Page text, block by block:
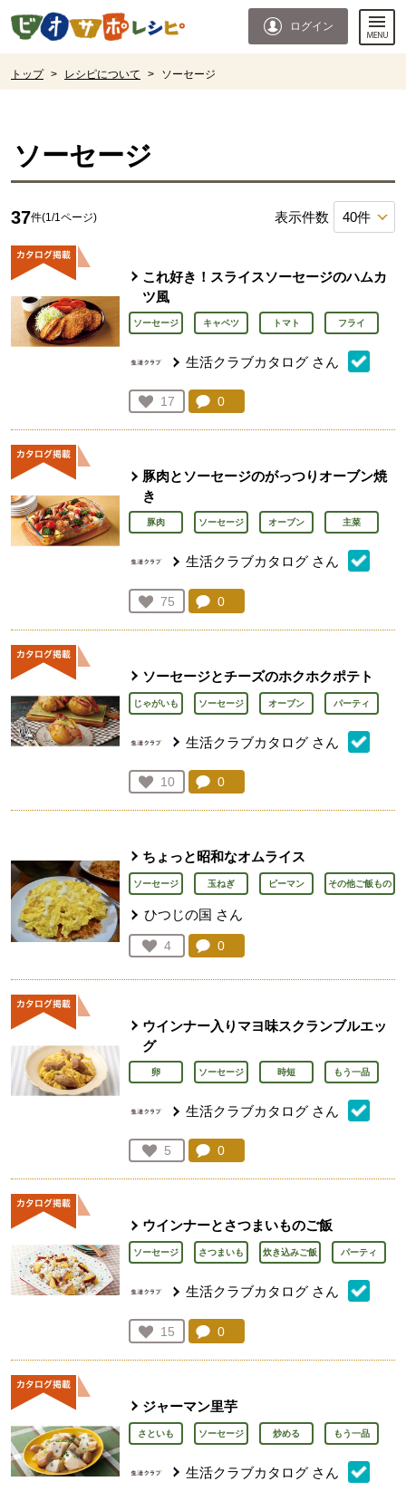
ページの先頭です。
ログイン
トップ > レシピについて > ソーセージ
ソーセージ
37件(1/1ページ) 表示件数
これ好き！スライスソーセージのハムカ
ツ風
ソーセージ キャベツ トマト フライ
生活クラブカタログ さん
お気に入り登録：
17
人が登録
コメント：
0
豚肉とソーセージのがっつりオーブン焼
き
豚肉 ソーセージ オーブン 主菜
生活クラブカタログ さん
お気に入り登録：
75
人が登録
コメント：
0
ソーセージとチーズのホクホクポテト
じゃがいも ソーセージ オーブン パーティ
生活クラブカタログ さん
お気に入り登録：
10
人が登録
コメント：
0
ちょっと昭和なオムライス
ソーセージ 玉ねぎ ピーマン その他ご飯もの
ひつじの国 さん
お気に入り登録：
4
人が登録
コメント：
0
ウインナー入りマヨ味スクランブルエッ
グ
卵 ソーセージ 時短 もう一品
生活クラブカタログ さん
お気に入り登録：
5
人が登録
コメント：
0
ウインナーとさつまいものご飯
ソーセージ さつまいも 炊き込みご飯 パーティ
生活クラブカタログ さん
お気に入り登録：
15
人が登録
コメント：
0
ジャーマン里芋
さといも ソーセージ 炒める もう一品
生活クラブカタログ さん